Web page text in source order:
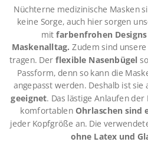
Nüchterne medizinische Masken
keine Sorge, auch hier sorgen
mitfarbenfrohen
Maskenalltag. Zudem sind
tragen. Der flexible Nasenbügel
Passform, denn so kann die
angepasst werden. Deshalb ist sie
geeignet. Das lästige Anlaufen
komfortablen Ohrlaschen sind
jeder Kopfgröße an. Die
ohne Latex und